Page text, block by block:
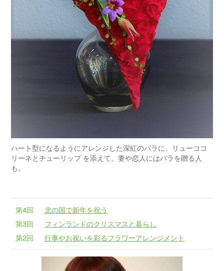
ハート型になるようにアレンジした深紅のバラに、リューココ
リーネとチューリップ を添えて。妻や恋人にはバラを贈る人
も。
第4回
北の国で新年を祝う
第3回
フィンランドのクリスマスと暮らし
第2回
行事やお祝いを彩るフラワーアレンジメント